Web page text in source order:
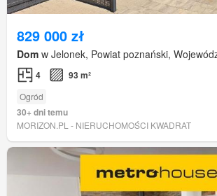
829 000 zł
Dom w Jelonek, Powiat poznański,
4 93 m²
Ogród
30+ dni temu
MORIZON.PL - NIERUCHOMOŚCI KWADRAT